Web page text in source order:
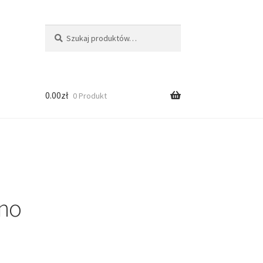
0.00zł 0 Produkt